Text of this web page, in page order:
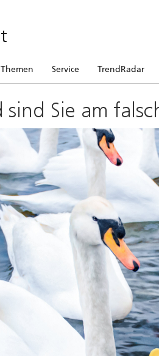
Themen Service TrendRadar
sind Sie am